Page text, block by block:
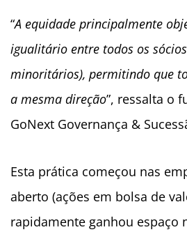
“A equidade principalmente
igualitário entre todos os
minoritários), permitindo que
a mesma direção”, ressalta o
GoNext Governança &
Esta prática começou nas
aberto (ações em bolsa de
rapidamente ganhou espaço